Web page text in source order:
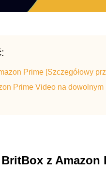
Prime [Szczegółowy
Prime Video na dowolnym
z Amazon